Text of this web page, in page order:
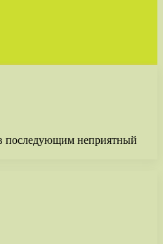
последующим неприятный